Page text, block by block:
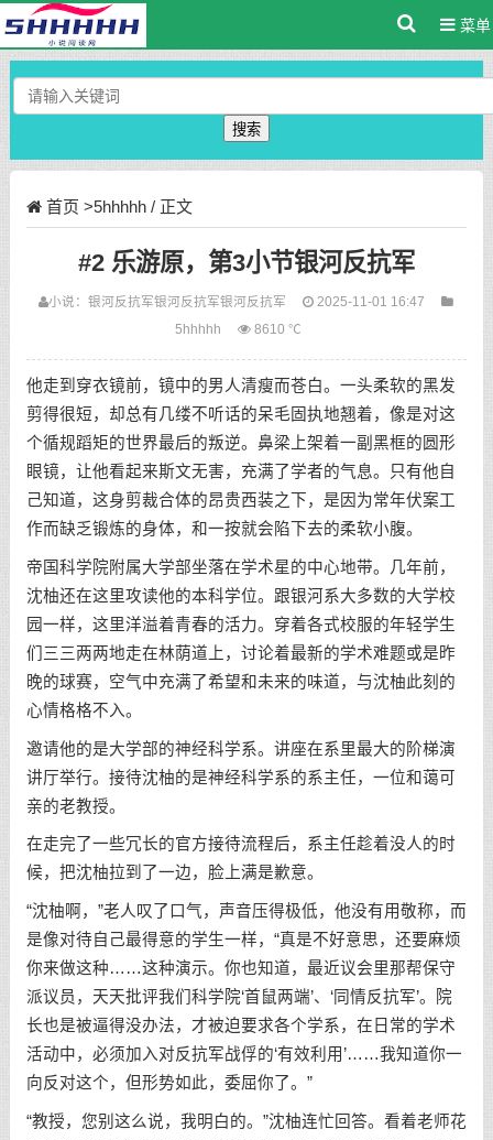
菜单
搜索
首页 >5hhhhh/ 正文
#2 乐游原，第3小节银河反抗军
小说：银河反抗军银河反抗军银河反抗军
2025-11-01 16:47
5hhhhh
8610 ℃
他走到穿衣镜前，镜中的男人清瘦而苍白。一头柔软的黑发
剪得很短，却总有几缕不听话的呆毛固执地翘着，像是对这
个循规蹈矩的世界最后的叛逆。鼻梁上架着一副黑框的圆形
眼镜，让他看起来斯文无害，充满了学者的气息。只有他自
己知道，这身剪裁合体的昂贵西装之下，是因为常年伏案工
作而缺乏锻炼的身体，和一按就会陷下去的柔软小腹。
帝国科学院附属大学部坐落在学术星的中心地带。几年前，
沈柚还在这里攻读他的本科学位。跟银河系大多数的大学校
园一样，这里洋溢着青春的活力。穿着各式校服的年轻学生
们三三两两地走在林荫道上，讨论着最新的学术难题或是昨
晚的球赛，空气中充满了希望和未来的味道，与沈柚此刻的
心情格格不入。
邀请他的是大学部的神经科学系。讲座在系里最大的阶梯演
讲厅举行。接待沈柚的是神经科学系的系主任，一位和蔼可
亲的老教授。
在走完了一些冗长的官方接待流程后，系主任趁着没人的时
候，把沈柚拉到了一边，脸上满是歉意。
“沈柚啊，”老人叹了口气，声音压得极低，他没有用敬称，而
是像对待自己最得意的学生一样，“真是不好意思，还要麻烦
你来做这种……这种演示。你也知道，最近议会里那帮保守
派议员，天天批评我们科学院‘首鼠两端’、‘同情反抗军’。院
长也是被逼得没办法，才被迫要求各个学系，在日常的学术
活动中，必须加入对反抗军战俘的‘有效利用’……我知道你一
向反对这个，但形势如此，委屈你了。”
“教授，您别这么说，我明白的。”沈柚连忙回答。看着老师花